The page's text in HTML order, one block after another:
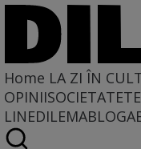
Home LA ZI ÎN
OPINIISOCIETATE
LINEDILEMABLOG